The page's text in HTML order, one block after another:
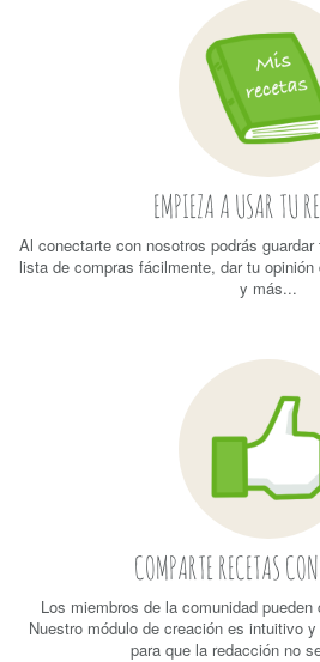
EMPIEZA A USAR TU
Al conectarte con nosotros podrás
lista de compras fácilmente, dar tu
y más...
COMPARTE RECETAS
Los miembros de la comunidad
Nuestro módulo de creación es intuitivo
para que la redacción no